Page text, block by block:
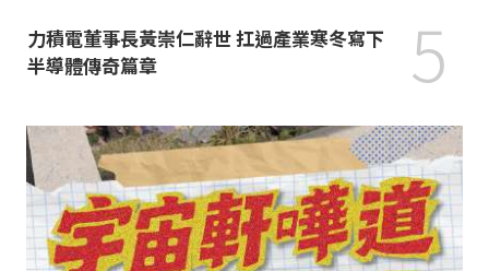
力積電董事長黃崇仁辭世 扛過產業寒冬寫下
半導體傳奇篇章
5